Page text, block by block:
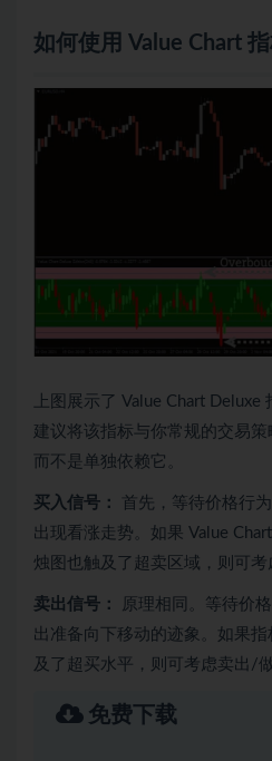
如何使用 Value Chart
上图展示了 Value Chart Deluxe
建议将该指标与你常规的交易策
而不是单独依赖它。
买入信号：
首先，等待价格行
出现看涨走势。如果 Value
烛图也触及了超卖区域，则可考
卖出信号：
原理相同。等待价
出准备向下移动的迹象。如果
及了超买水平，则可考虑卖出/做
免费下载